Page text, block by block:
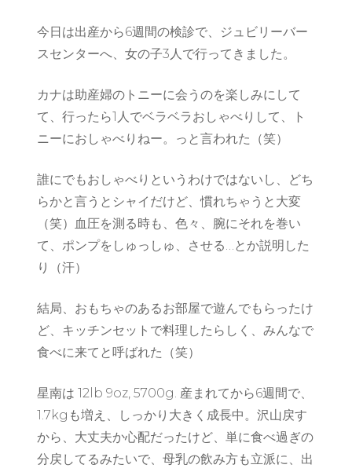
今日は出産から6週間の検診で、ジュビリーバー
スセンターへ、女の子3人で行ってきました。
カナは助産婦のトニーに会うのを楽しみにして
て、行ったら1人でベラベラおしゃべりして、ト
ニーにおしゃべりねー。っと言われた（笑）
誰にでもおしゃべりというわけではないし、どち
らかと言うとシャイだけど、慣れちゃうと大変
（笑）血圧を測る時も、色々、腕にそれを巻い
て、ポンプをしゅっしゅ、させる…とか説明した
り（汗）
結局、おもちゃのあるお部屋で遊んでもらったけ
ど、キッチンセットで料理したらしく、みんなで
食べに来てと呼ばれた（笑）
星南は 12lb 9oz, 5700g. 産まれてから6週間で、
1.7kgも増え、しっかり大きく成長中。沢山戻す
から、大丈夫か心配だったけど、単に食べ過ぎの
分戻してるみたいで、母乳の飲み方も立派に、出